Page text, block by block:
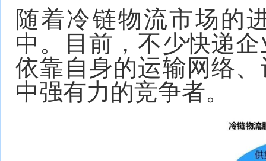
随着冷链物流市场的
中。目前，不少快递
依靠自身的运输网络
中强有力的竞争者。